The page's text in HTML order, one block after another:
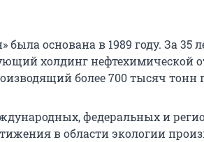
была основана в 1989 году. За 35
холдинг нефтехимической
более 700 тысяч тонн
федеральных и
в области экологии